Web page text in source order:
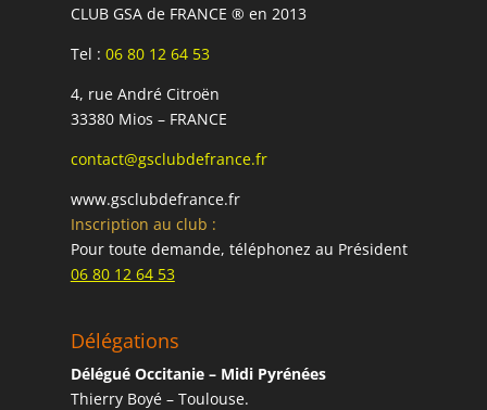
CLUB GSA de FRANCE ® en 2013
Tel : 06 80 12 64 53
4, rue André Citroën
33380 Mios – FRANCE
contact@gsclubdefrance.fr
www.gsclubdefrance.fr
Inscription au club :
Pour toute demande, téléphonez au Président
06 80 12 64 53
Délégations
Délégué Occitanie – Midi Pyrénées
Thierry Boyé – Toulouse.